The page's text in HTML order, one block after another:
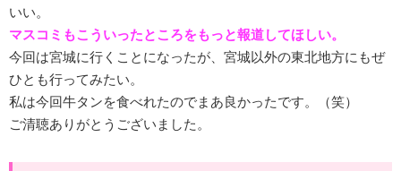
いい。
マスコミもこういったところをもっと報道してほしい。
今回は宮城に行くことになったが、宮城以外の東北地方にもぜ
ひとも行ってみたい。
私は今回牛タンを食べれたのでまあ良かったです。（笑）
ご清聴ありがとうございました。